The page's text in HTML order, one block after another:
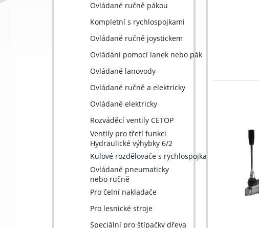
Ovládané ručně pákou
Kompletní s rychlospojkami
Ovládané ručně joystickem
Ovládání pomocí lanek nebo pák
Ovládané lanovody
Ovládané ručně a elektricky
Ovládané elektricky
Rozváděcí ventily CETOP
Ventily pro třetí funkci
Hydraulické výhybky 6/2
Kulové rozdělovače s rychlospojkami
Ovládané pneumaticky
nebo ručně
Pro čelní nakladače
Pro lesnické stroje
Speciální pro štípačky dřeva